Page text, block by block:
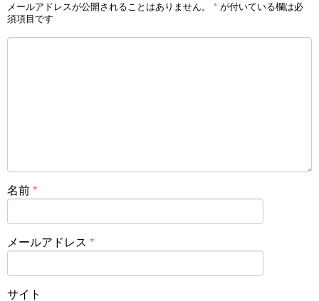
メールアドレスが公開されることはありません。 * が付いている欄は必
須項目です
名前 *
メールアドレス *
サイト